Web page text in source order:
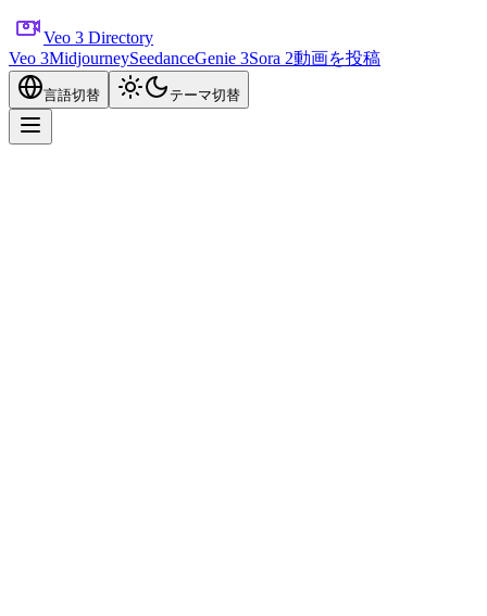
Veo 3 Directory
Veo 3MidjourneySeedanceGenie 3Sora 2動画を投稿
言語切替 テーマ切替